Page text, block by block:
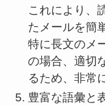
これにより、
たメールを簡
特に長文のメ
の場合、適切
るため、非常
豊富な語彙と